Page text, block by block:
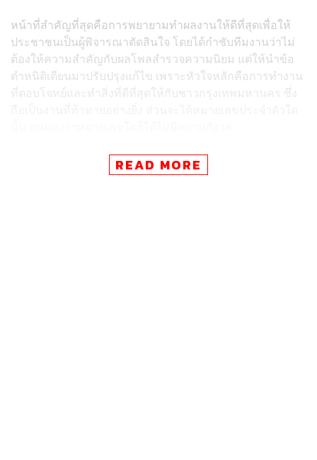
หน้าที่สำคัญที่สุดคือการพยายามทำผลงานให้ดีที่สุดเพื่อให้
ประชาชนเป็นผู้พิจารณาตัดสินใจ โดยได้กำชับทีมงานว่าไม่
ต้องให้ความสำคัญกับผลโพลสำรวจความนิยม แต่ให้นำข้อ
ตำหนิติเตียนมาปรับปรุงแก้ไข เพราะหัวใจหลักคือการทำงาน
ที่ตอบโจทย์และทำสิ่งที่ดีที่สุดให้กับชาวกรุงเทพมหานคร ซึ่ง
เมื่อถูกตั้งคำถามถึงทิศทางของกรุงเทพมหานครในอีก 4 ปี
ข้างหน้า ชัชชาติ ระบุว่า ต้องการนำเทคโนโลยีเข้ามา
READ MORE